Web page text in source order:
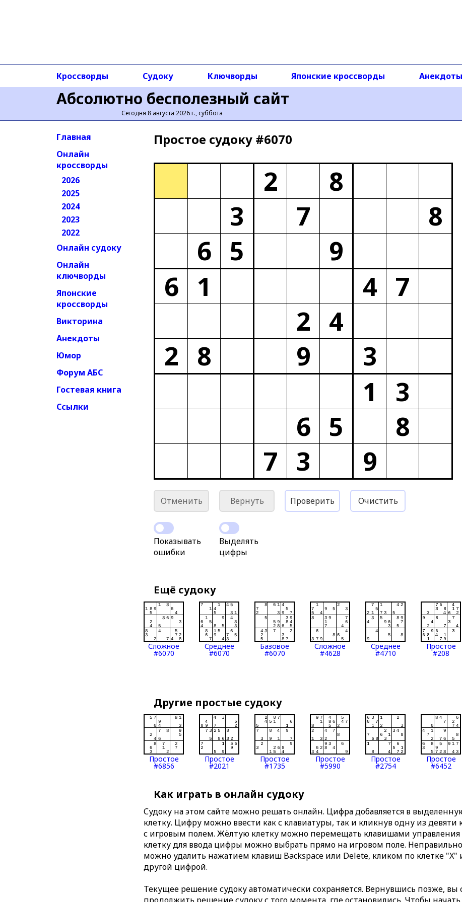
Абсолютно бесполезный сайт
Сегодня 8 августа 2026 г., суббота
Кроссворды Судоку Ключворды Японские кроссворды Анекдоты
Главная
Онлайн
кроссворды
2026
2025
2024
2023
2022
Онлайн судоку
Онлайн
ключворды
Японские
кроссворды
Викторина
Анекдоты
Юмор
Форум АБС
Гостевая книга
Ссылки
Простое cудоку #6070
2
8
3
7
8
6 5
9
6 1 4 7
2 4
2 8 9
3
1
3
6 5
8
7 3 9
Отменить Вернуть Проверить Очистить
Показывать
ошибки
Выделять
цифры
Ещё судоку
Сложное
#6070
Среднее
#6070
Базовое
#6070
Сложное
#4628
Среднее
#4710
Простое
#208
Другие простые судоку
Простое
#6856
Простое
#2021
Простое
#1735
Простое
#5990
Простое
#2754
Простое
#6452
Как играть в онлайн судоку
Судоку на этом сайте можно решать онлайн. Цифра добавляется в
клетку. Цифру можно ввести как с клавиатуры, так и кликнув одну из девяти
с игровым полем. Жёлтую клетку можно перемещать клавишами управления
клетку для ввода цифры можно выбрать прямо на игровом поле.
можно удалить нажатием клавиш Backspace или Delete, кликом по клетке "X"
другой цифрой.
Текущее решение судоку автоматически сохраняется. Вернувшись позже, вы